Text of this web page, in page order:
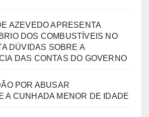
AZEVEDO APRESENTA
DOS COMBUSTÍVEIS NO
DÚVIDAS SOBRE A
DAS CONTAS DO GOVERNO
POR ABUSAR
A CUNHADA MENOR DE IDADE